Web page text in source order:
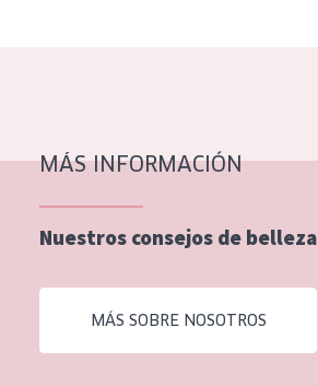
Piel normal y seca
Piel mixata o grasa
Piel madura
Piel expuesta al sol
Piel menopáusica
MÁS INFORMACIÓN
Nuestros consejos de belleza
MÁS SOBRE NOSOTROS